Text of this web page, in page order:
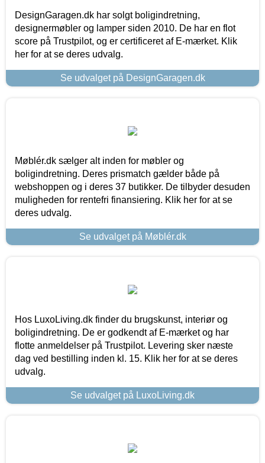
DesignGaragen.dk har solgt boligindretning,
designermøbler og lamper siden 2010. De har en flot
score på Trustpilot, og er certificeret af E-mærket. Klik
her for at se deres udvalg.
Se udvalget på DesignGaragen.dk
Møblér.dk sælger alt inden for møbler og
boligindretning. Deres prismatch gælder både på
webshoppen og i deres 37 butikker. De tilbyder desuden
muligheden for rentefri finansiering. Klik her for at se
deres udvalg.
Se udvalget på Møblér.dk
Hos LuxoLiving.dk finder du brugskunst, interiør og
boligindretning. De er godkendt af E-mærket og har
flotte anmeldelser på Trustpilot. Levering sker næste
dag ved bestilling inden kl. 15. Klik her for at se deres
udvalg.
Se udvalget på LuxoLiving.dk